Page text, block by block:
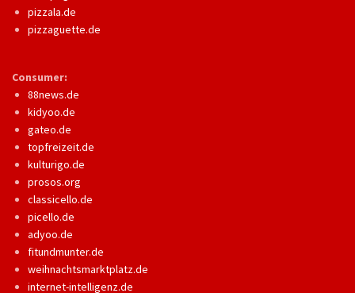
pizzala.de
pizzaguette.de
Consumer:
88news.de
kidyoo.de
gateo.de
topfreizeit.de
kulturigo.de
prosos.org
classicello.de
picello.de
adyoo.de
fitundmunter.de
weihnachtsmarktplatz.de
internet-intelligenz.de